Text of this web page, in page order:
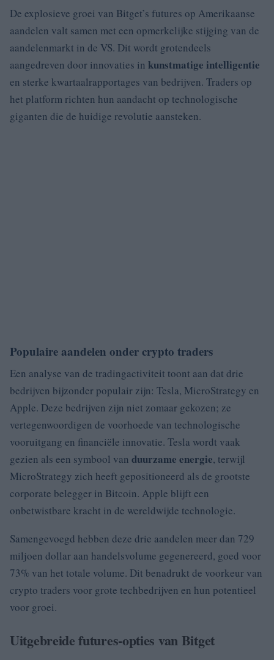
De explosieve groei van Bitget’s futures op Amerikaanse
aandelen valt samen met een opmerkelijke stijging van de
aandelenmarkt in de VS. Dit wordt grotendeels
aangedreven door innovaties in kunstmatige intelligentie
en sterke kwartaalrapportages van bedrijven. Traders op
het platform richten hun aandacht op technologische
giganten die de huidige revolutie aansteken.
Populaire aandelen onder crypto traders
Een analyse van de tradingactiviteit toont aan dat drie
bedrijven bijzonder populair zijn: Tesla, MicroStrategy en
Apple. Deze bedrijven zijn niet zomaar gekozen; ze
vertegenwoordigen de voorhoede van technologische
vooruitgang en financiële innovatie. Tesla wordt vaak
gezien als een symbool van duurzame energie, terwijl
MicroStrategy zich heeft gepositioneerd als de grootste
corporate belegger in Bitcoin. Apple blijft een
onbetwistbare kracht in de wereldwijde technologie.
Samengevoegd hebben deze drie aandelen meer dan 729
miljoen dollar aan handelsvolume gegenereerd, goed voor
73% van het totale volume. Dit benadrukt de voorkeur van
crypto traders voor grote techbedrijven en hun potentieel
voor groei.
Uitgebreide futures-opties van Bitget